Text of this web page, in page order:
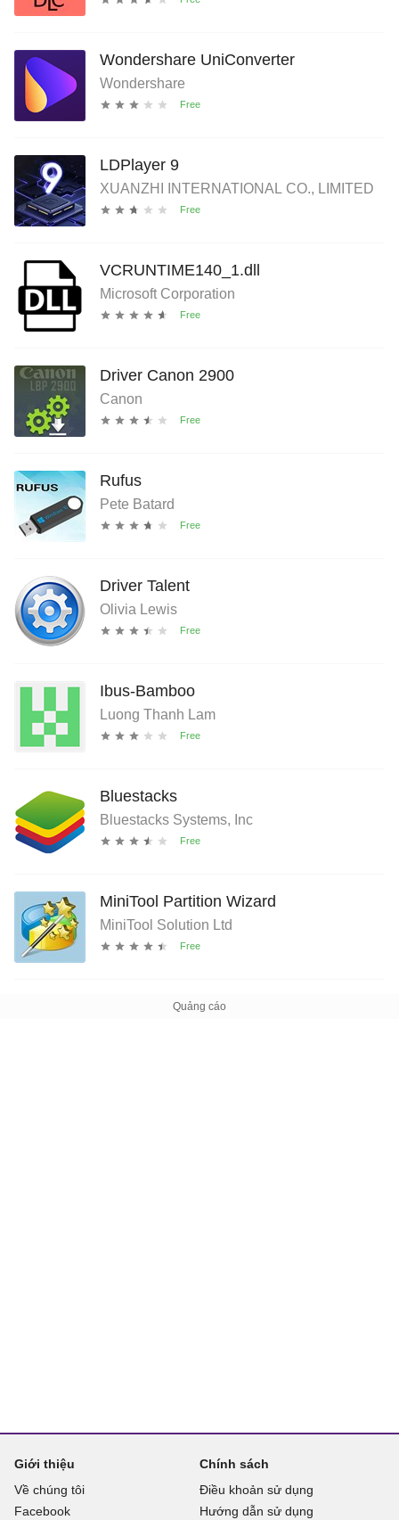
Wondershare UniConverter
Wondershare
LDPlayer 9
XUANZHI INTERNATIONAL CO., LIMITED
VCRUNTIME140_1.dll
Microsoft Corporation
Driver Canon 2900
Canon
Rufus
Pete Batard
Driver Talent
Olivia Lewis
Ibus-Bamboo
Luong Thanh Lam
Bluestacks
Bluestacks Systems, Inc
MiniTool Partition Wizard
MiniTool Solution Ltd
Giới thiệu
Về chúng tôi
Facebook
Chính sách
Điều khoản sử dụng
Hướng dẫn sử dụng